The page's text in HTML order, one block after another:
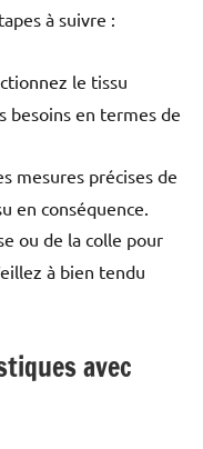
à suivre :
le tissu
besoins en termes de
mesures précises de
en conséquence.
ou de la colle pour
à bien tendu
avec